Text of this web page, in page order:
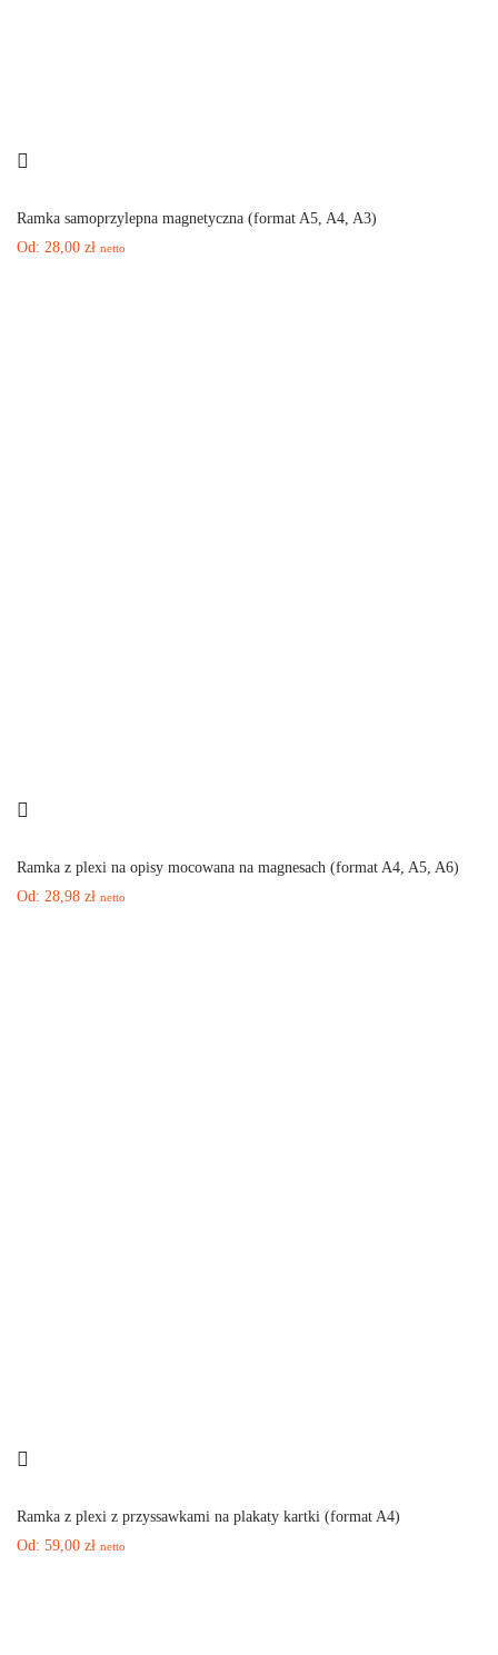
Ramka samoprzylepna magnetyczna (format A5, A4, A3)
Od: 28,00 zł netto
Ramka z plexi na opisy mocowana na magnesach (format A4, A5, A6)
Od: 28,98 zł netto
Ramka z plexi z przyssawkami na plakaty kartki (format A4)
Od: 59,00 zł netto